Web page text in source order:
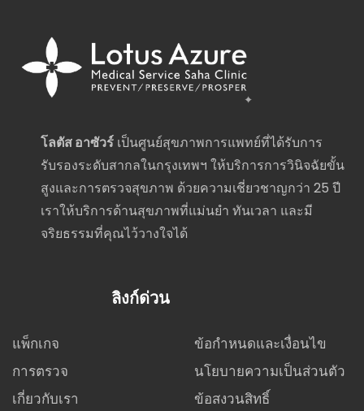
โลตัส อาซัวร์ เป็นศูนย์สุขภาพการแพทย์ที่ได้รับการ
รับรองระดับสากลในกรุงเทพฯ ให้บริการการวินิจฉัยขั้น
สูงและการตรวจสุขภาพ ด้วยความเชี่ยวชาญกว่า 25 ปี
เราให้บริการด้านสุขภาพที่แม่นยำ ทันเวลา และมี
จริยธรรมที่คุณไว้วางใจได้
ลิงก์ด่วน
แพ็กเกจ
การตรวจ
เกี่ยวกับเรา
ข้อกำหนดและเงื่อนไข
นโยบายความเป็นส่วนตัว
ข้อสงวนสิทธิ์